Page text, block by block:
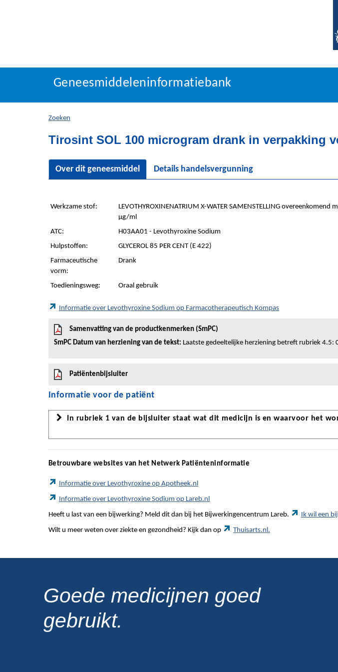
Geneesmiddeleninformatiebank
U
hier:
Geneesmiddeleninformatiebank
Zoeken
Tirosint SOL 100 microgram drank in verpakking
Over dit geneesmiddel Details handelsvergunning
Werkzame stof:
LEVOTHYROXINENATRIUM X-WATER SAMENSTELLING overeenkomend
µg/ml
ATC:
H03AA01 - Levothyroxine Sodium
Hulpstoffen:
GLYCEROL 85 PER CENT (E 422)
Farmaceutische
vorm:
Drank
Toedieningsweg: Oraal gebruik
Informatie over Levothyroxine Sodium op Farmacotherapeutisch Kompas
Samenvatting van de productkenmerken (SmPC)
SmPC Datum van herziening van de tekst: Laatste gedeeltelijke herziening betreft rubriek 4.5:
Patiëntenbijsluiter
Informatie voor de patiënt
In rubriek 1 van de bijsluiter staat wat dit medicijn is en waarvoor het
Betrouwbare websites van het Netwerk Patiënteninformatie
Informatie over Levothyroxine op Apotheek.nl
Informatie over Levothyroxine Sodium op Lareb.nl
Heeft u last van een bijwerking? Meld dit dan bij het Bijwerkingencentrum Lareb. Ik wil een
Wilt u meer weten over ziekte en gezondheid? Kijk dan op Thuisarts.nl.
Goede medicijnen goed
gebruikt.